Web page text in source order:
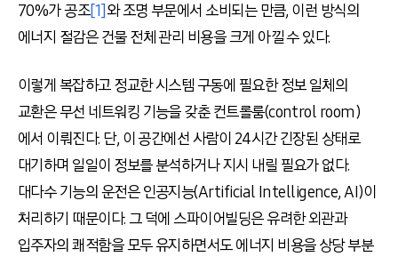
70%가 공조[1]와 조명 부문에서 소비되는 만큼, 이런 방식의
에너지 절감은 건물 전체 관리 비용을 크게 아낄 수 있다.
이렇게 복잡하고 정교한 시스템 구동에 필요한 정보 일체의
교환은 무선 네트워킹 기능을 갖춘 컨트롤룸(control room)
에서 이뤄진다. 단, 이 공간에선 사람이 24시간 긴장된 상태로
대기하며 일일이 정보를 분석하거나 지시 내릴 필요가 없다.
대다수 기능의 운전은 인공지능(Artificial Intelligence, AI)이
처리하기 때문이다. 그 덕에 스파이어빌딩은 유려한 외관과
입주자의 쾌적함을 모두 유지하면서도 에너지 비용을 상당 부분